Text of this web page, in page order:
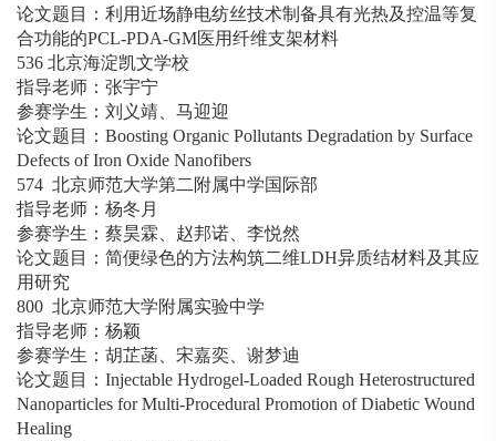
论文题目：利用近场静电纺丝技术制备具有光热及控温等复
合功能的PCL-PDA-GM医用纤维支架材料
536 北京海淀凯文学校
指导老师：张宇宁
参赛学生：刘义靖、马迎迎
论文题目：Boosting Organic Pollutants Degradation by Surface
Defects of Iron Oxide Nanofibers
574 北京师范大学第二附属中学国际部
指导老师：杨冬月
参赛学生：蔡昊霖、赵邦诺、李悦然
论文题目：简便绿色的方法构筑二维LDH异质结材料及其应
用研究
800 北京师范大学附属实验中学
指导老师：杨颖
参赛学生：胡芷菡、宋嘉奕、谢梦迪
论文题目：Injectable Hydrogel-Loaded Rough Heterostructured
Nanoparticles for Multi-Procedural Promotion of Diabetic Wound
Healing